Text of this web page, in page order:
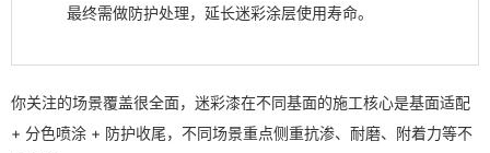
最终需做防护处理，延长迷彩涂层使用寿命。
你关注的场景覆盖很全面，迷彩漆在不同基面的施工核心是基面适配
+ 分色喷涂 + 防护收尾，不同场景重点侧重抗渗、耐磨、附着力等不